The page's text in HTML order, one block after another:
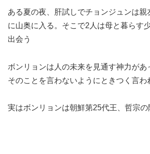
ある夏の夜、肝試しでチョンジュンは親
に山奥に入る。そこで2人は母と暮らす
出会う
ボンリョンは人の未来を見通す神力があ
そのことを言わないようにときつく言わ
実はボンリョンは朝鮮第25代王、哲宗の